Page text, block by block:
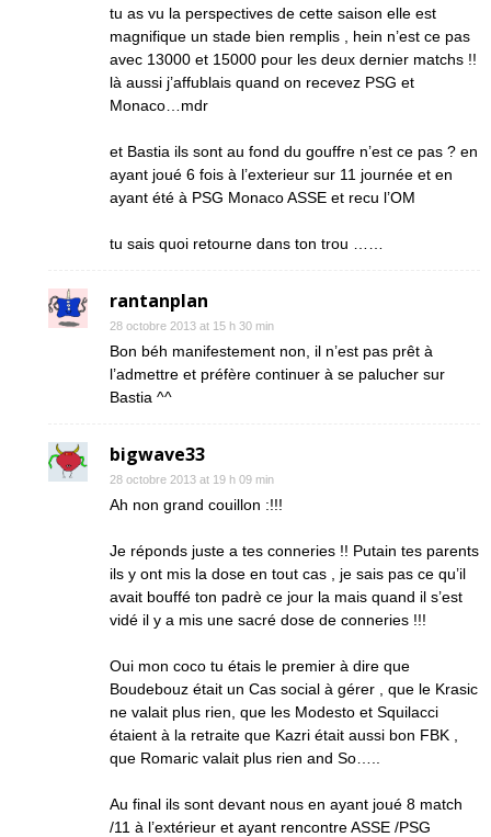
tu as vu la perspectives de cette saison elle est
magnifique un stade bien remplis , hein n’est ce pas
avec 13000 et 15000 pour les deux dernier matchs !!
là aussi j’affublais quand on recevez PSG et
Monaco…mdr
et Bastia ils sont au fond du gouffre n’est ce pas ? en
ayant joué 6 fois à l’exterieur sur 11 journée et en
ayant été à PSG Monaco ASSE et recu l’OM
tu sais quoi retourne dans ton trou ……
rantanplan
28 octobre 2013 at 15 h 30 min
Bon béh manifestement non, il n’est pas prêt à
l’admettre et préfère continuer à se palucher sur
Bastia ^^
bigwave33
28 octobre 2013 at 19 h 09 min
Ah non grand couillon :!!!
Je réponds juste a tes conneries !! Putain tes parents
ils y ont mis la dose en tout cas , je sais pas ce qu’il
avait bouffé ton padrè ce jour la mais quand il s’est
vidé il y a mis une sacré dose de conneries !!!
Oui mon coco tu étais le premier à dire que
Boudebouz était un Cas social à gérer , que le Krasic
ne valait plus rien, que les Modesto et Squilacci
étaient à la retraite que Kazri était aussi bon FBK ,
que Romaric valait plus rien and So…..
Au final ils sont devant nous en ayant joué 8 match
/11 à l’extérieur et ayant rencontre ASSE /PSG